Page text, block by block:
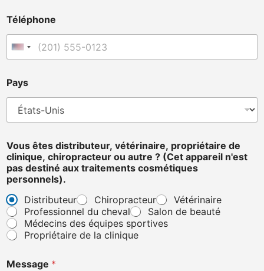
Téléphone
États-Unis +1
o
m
a
s
p
a
s
Pays
Vous êtes distributeur, vétérinaire, propriétaire de
clinique, chiropracteur ou autre ? (Cet appareil n'est
pas destiné aux traitements cosmétiques
personnels).
Distributeur
Chiropracteur
Vétérinaire
Professionnel du cheval
Salon de beauté
Médecins des équipes sportives
Propriétaire de la clinique
Message *